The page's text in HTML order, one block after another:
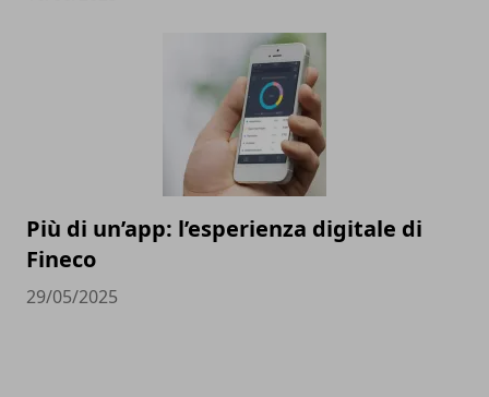
Più di un’app: l’esperienza digitale di
Fineco
29/05/2025